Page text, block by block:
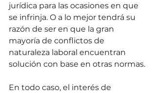
jurídica para las ocasiones en que
se infrinja. O a lo mejor tendrá su
razón de ser en que la gran
mayoría de conflictos de
naturaleza laboral encuentran
solución con base en otras normas.
En todo caso, el interés de